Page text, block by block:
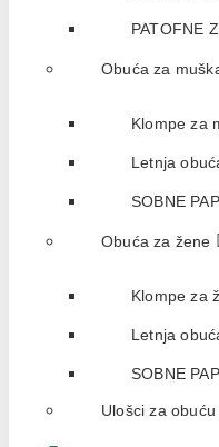
PATOFNE
Obuća za
Klompe za
Letnja
SOBNE
Obuća za žene
Klompe za
Letnja
SOBNE
Ulošci za obuću